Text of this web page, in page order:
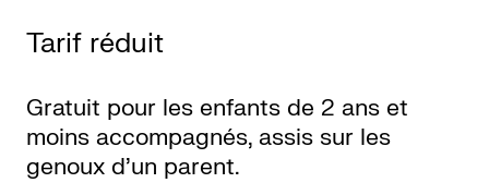
Tarif réduit
Gratuit pour les enfants de 2 ans et
moins accompagnés, assis sur les
genoux d’un parent.